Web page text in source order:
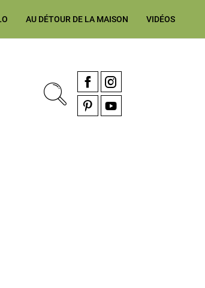
AU DÉTOUR DE LA MAISON VIDÉOS
Alsace, Franche-Comté
FacebookInstagram